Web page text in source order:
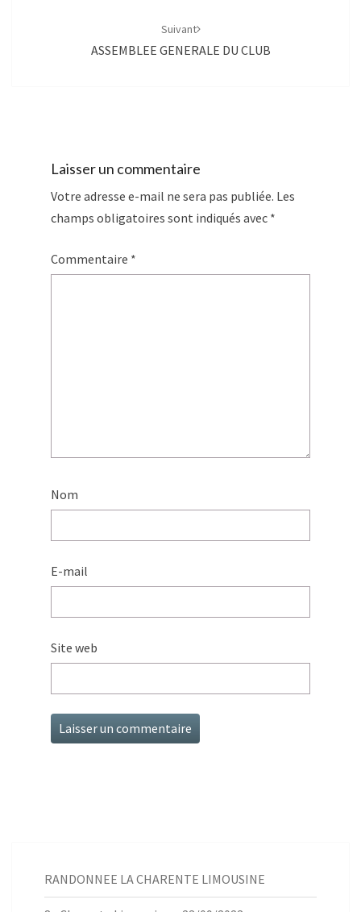
Suivant
ASSEMBLEE GENERALE DU CLUB
Laisser un commentaire
Votre adresse e-mail ne sera pas publiée. Les
champs obligatoires sont indiqués avec *
Commentaire *
Nom
E-mail
Site web
RANDONNEE LA CHARENTE LIMOUSINE